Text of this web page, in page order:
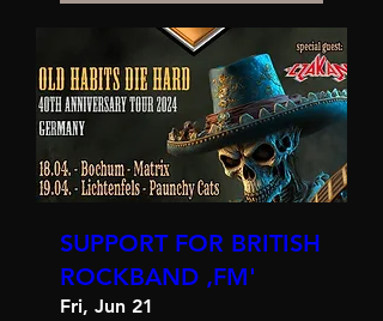
SUPPORT FOR BRITISH
ROCKBAND ‚FM'
Fri, Jun 21